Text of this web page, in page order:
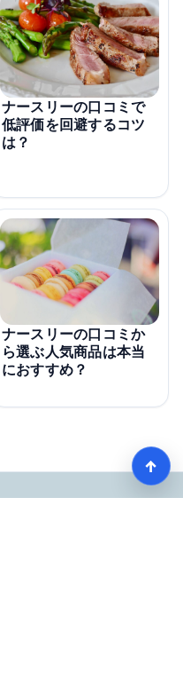
ナースリーの口コミで
低評価を回避するコツ
は？
ナースリーの口コミか
ら選ぶ人気商品は本当
におすすめ？
↑